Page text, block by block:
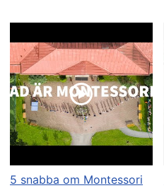
5 snabba om Montessori